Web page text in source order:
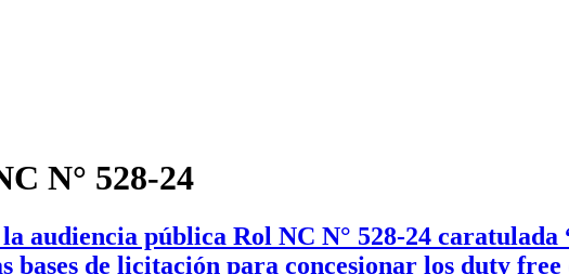
N° 528-24
audiencia pública Rol NC N° 528-24 caratulada
bases de licitación para concesionar los duty